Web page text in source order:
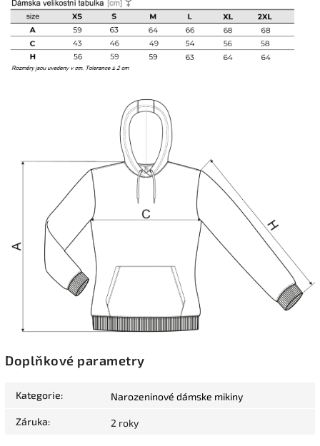
Doplňkové parametry
Kategorie: Narozeninové dámske mikiny
Záruka: 2 roky